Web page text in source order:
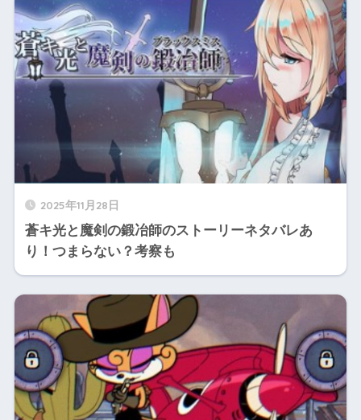
2025年11月28日
蒼キ光と魔剣の鍛冶師のストーリーネタバレあ
り！つまらない？考察も